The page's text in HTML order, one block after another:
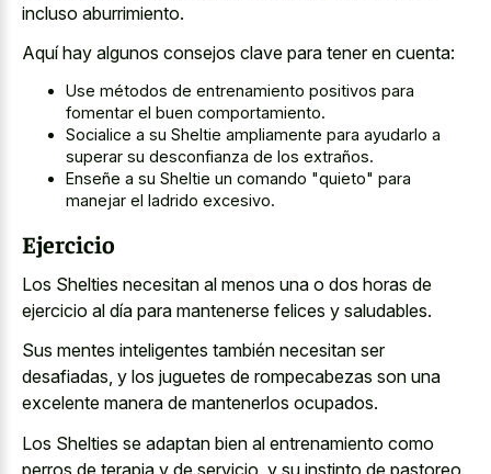
incluso aburrimiento.
Aquí hay algunos consejos clave para tener en cuenta:
Use métodos de entrenamiento positivos para
fomentar el buen comportamiento.
Socialice a su Sheltie ampliamente para ayudarlo a
superar su desconfianza de los extraños.
Enseñe a su Sheltie un comando "quieto" para
manejar el ladrido excesivo.
Ejercicio
Los Shelties necesitan al menos una o dos horas de
ejercicio al día para mantenerse felices y saludables.
Sus mentes inteligentes también necesitan ser
desafiadas, y los juguetes de rompecabezas son una
excelente manera de mantenerlos ocupados.
Los Shelties se adaptan bien al entrenamiento como
perros de terapia y de servicio, y su instinto de pastoreo